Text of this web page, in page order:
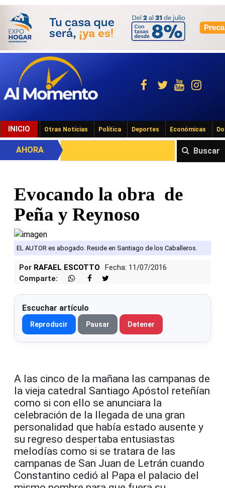
INICIO Otras Noticias Política Deportes Económicas
Buscar
AHORA
Evocando la obra de
Peña y Reynoso
EL AUTOR es abogado. Reside en Santiago de los Caballeros.
Por RAFAEL ESCOTTO
Fecha: 11/07/2016
Comparte:
Escuchar artículo
Reproducir Pausar Detener
A las cinco de la mañana las campanas de
la vieja catedral Santiago Apóstol reteñían
como si con ello se anunciara la
celebración de la llegada de una gran
personalidad que había estado ausente y
su regreso despertaba entusiastas
melodías como si se tratara de las
campanas de San Juan de Letrán cuando
Constantino cedió al Papa el palacio del